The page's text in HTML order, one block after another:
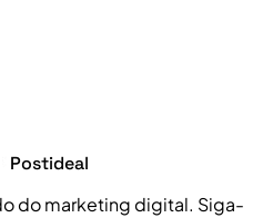
Postideal
do marketing digital. Siga-